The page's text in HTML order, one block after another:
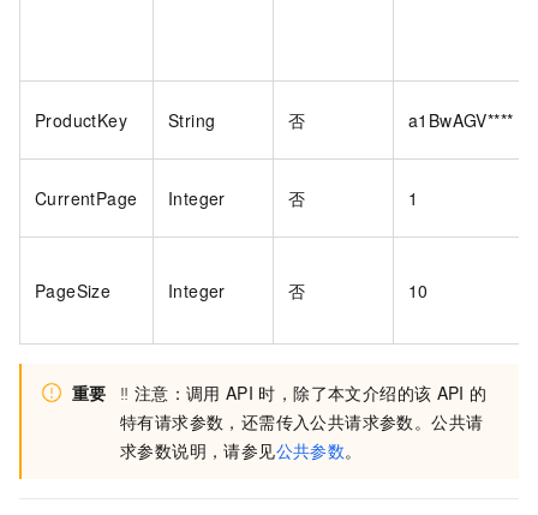
ProductKey String 否 a1BwAGV****
CurrentPage Integer 否 1
PageSize Integer 否 10
重要 ‼️ 注意：调用 API 时，除了本文介绍的该 API 的
特有请求参数，还需传入公共请求参数。公共请
求参数说明，请参见公共参数。